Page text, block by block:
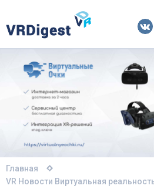
Главная
VR Новости Виртуальная